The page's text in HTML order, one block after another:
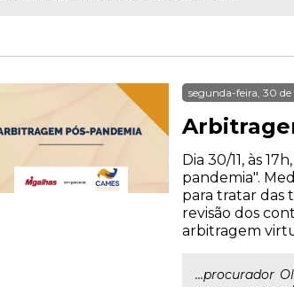
segunda-feira, 30
Dia 30/11, às
pandemia".
para tratar das
revisão dos
arbitragem
...procurador